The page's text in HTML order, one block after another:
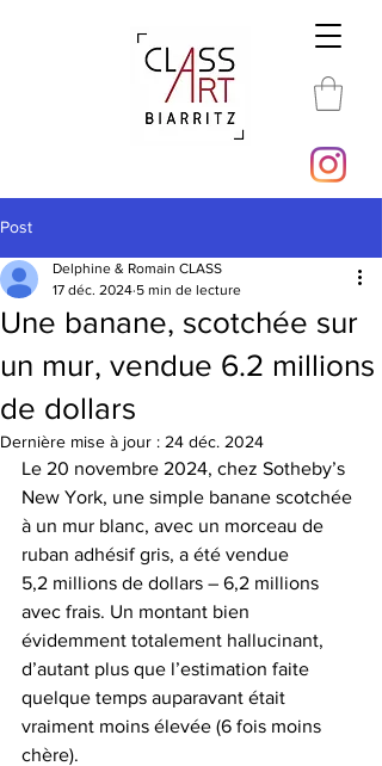
Post
Une banane, scotchée sur
un mur, vendue 6.2 millions
de dollars
Delphine & Romain CLASS
17 déc. 2024 5 min de lecture
Dernière mise à jour : 24 déc. 2024
Le 20 novembre 2024, chez Sotheby’s
New York, une simple banane scotchée
à un mur blanc, avec un morceau de
ruban adhésif gris, a été vendue
5,2 millions de dollars – 6,2 millions
avec frais. Un montant bien
évidemment totalement hallucinant,
d’autant plus que l’estimation faite
quelque temps auparavant était
vraiment moins élevée (6 fois moins
chère).